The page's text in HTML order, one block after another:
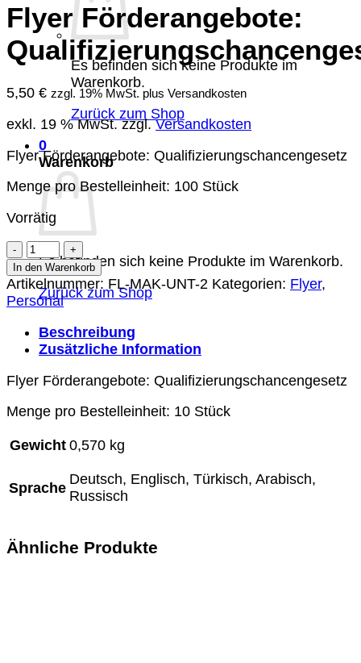
Es befinden sich keine Produkte im
Warenkorb.
Zurück zum Shop
0
Warenkorb
Es befinden sich keine Produkte im Warenkorb.
Zurück zum Shop
Flyer Förderangebote:
5,50 € zzgl. 19% MwSt. plus Versandkosten
exkl. 19 % MwSt. zzgl.Versandkosten
Flyer Förderangebote: Qualifizierungschancengesetz
Menge pro Bestelleinheit: 100 Stück
Vorrätig
Flyer
Förderangebote:
Qualifizierungschancengesetz
Menge
In den Warenkorb
Artikelnummer: FL-MAK-UNT-2 Kategorien: Flyer,
Personal
Beschreibung
Zusätzliche Information
Flyer Förderangebote: Qualifizierungschancengesetz
Menge pro Bestelleinheit: 10 Stück
Gewicht 0,570 kg
Sprache
Deutsch, Englisch, Türkisch, Arabisch,
Russisch
Ähnliche Produkte